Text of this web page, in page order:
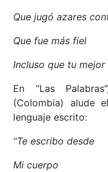
Que jugó azares
Que fue más fiel
Incluso que tu mejor
En “Las
(Colombia) alude
lenguaje escrito:
“Te escribo desde
Mi cuerpo